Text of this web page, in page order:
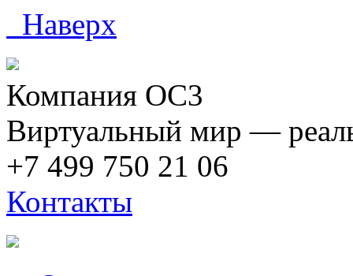
Наверх
Компания ОС3
Виртуальный мир —
+7 499 750 21 06
Контакты